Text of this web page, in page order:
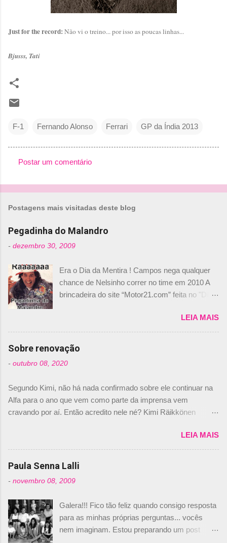
Just for the record:Não vi o treino... por isso as poucas linhas...
Bjusss, Tati
F-1 Fernando Alonso Ferrari GP da Índia 2013
o
n
t
r
i
o
Postar um comentário
Postagens mais visitadas deste blog
Pegadinha do Malandro
- dezembro 30, 2009
Era o Dia da Mentira ! Campos nega qualquer
chance de Nelsinho correr no time em 2010 A
brincadeira do site “Motor21.com” feita no "Día
de abril –, afirmando que Nelson Piquet havia
comprado 15% das ações da Campos, dando,
com isso, um lugar no time a Nelsinho Piquet,
foi esclarecida de uma vez por todas por
Daniele Audetto, diretor da escuderia. O
não será o companheiro de Bruno Senna em
2010. "Na verdade, nós recebemos uma oferta
de Piquet", admitiu Audetto. “Mas depois de ter
dois brasileiros”, explicou, dizendo ainda que
não tem nada contra o filho do tricampeão
Nelson Piquet. “Ele é um bom piloto, rápido e
experiente.” Audetto disse ainda que a suposta
não corresponde à realidade. “O suposto 15%
de investimento seria menor do que aquilo que
outros pilotos podem trazer: italianos, r...
LEIA MAIS
Sobre renovação
- outubro 08, 2020
Segundo Kimi, não há nada confirmado sobre ele continuar na
Alfa para o ano que vem como parte da imprensa vem
cravando por aí. Então acredito nele né? Kimi Räikkönen
truth but I’ve never had an option in my contract so that’s
should, pretty much, tell you that it’s not true." #Kimi7 #EifelGP
#AlfaRomeoRacing pic.twitter.com/77EDVn39Ia — Kimi
Romain falando sobre o fato do Iceman estar há tantos anos na
@RGrosjean ! #EifelGP 🇩🇪 #F1
pic.twitter.com/GSAu1LWnwW — Formula 1 (@F1) October 8,
2020 Beijinhos, Ludy
LEIA MAIS
Paula Senna Lalli
- novembro 08, 2009
Galera!!! Fico tão feliz quando consigo resposta
para as minhas próprias perguntas... vocês
nem imaginam. Estou preparando um post